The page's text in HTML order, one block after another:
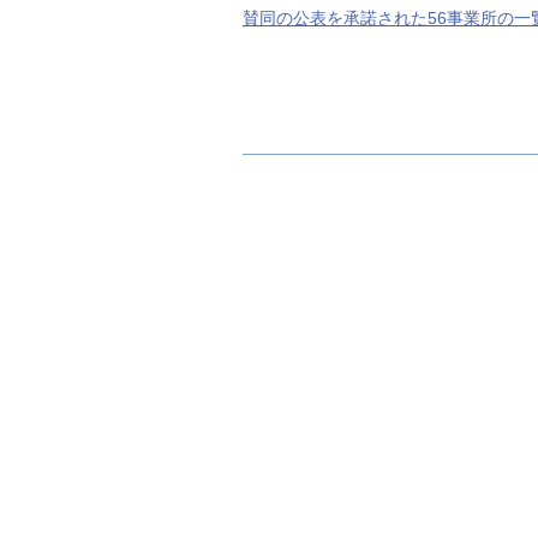
賛同の公表を承諾された56事業所の一